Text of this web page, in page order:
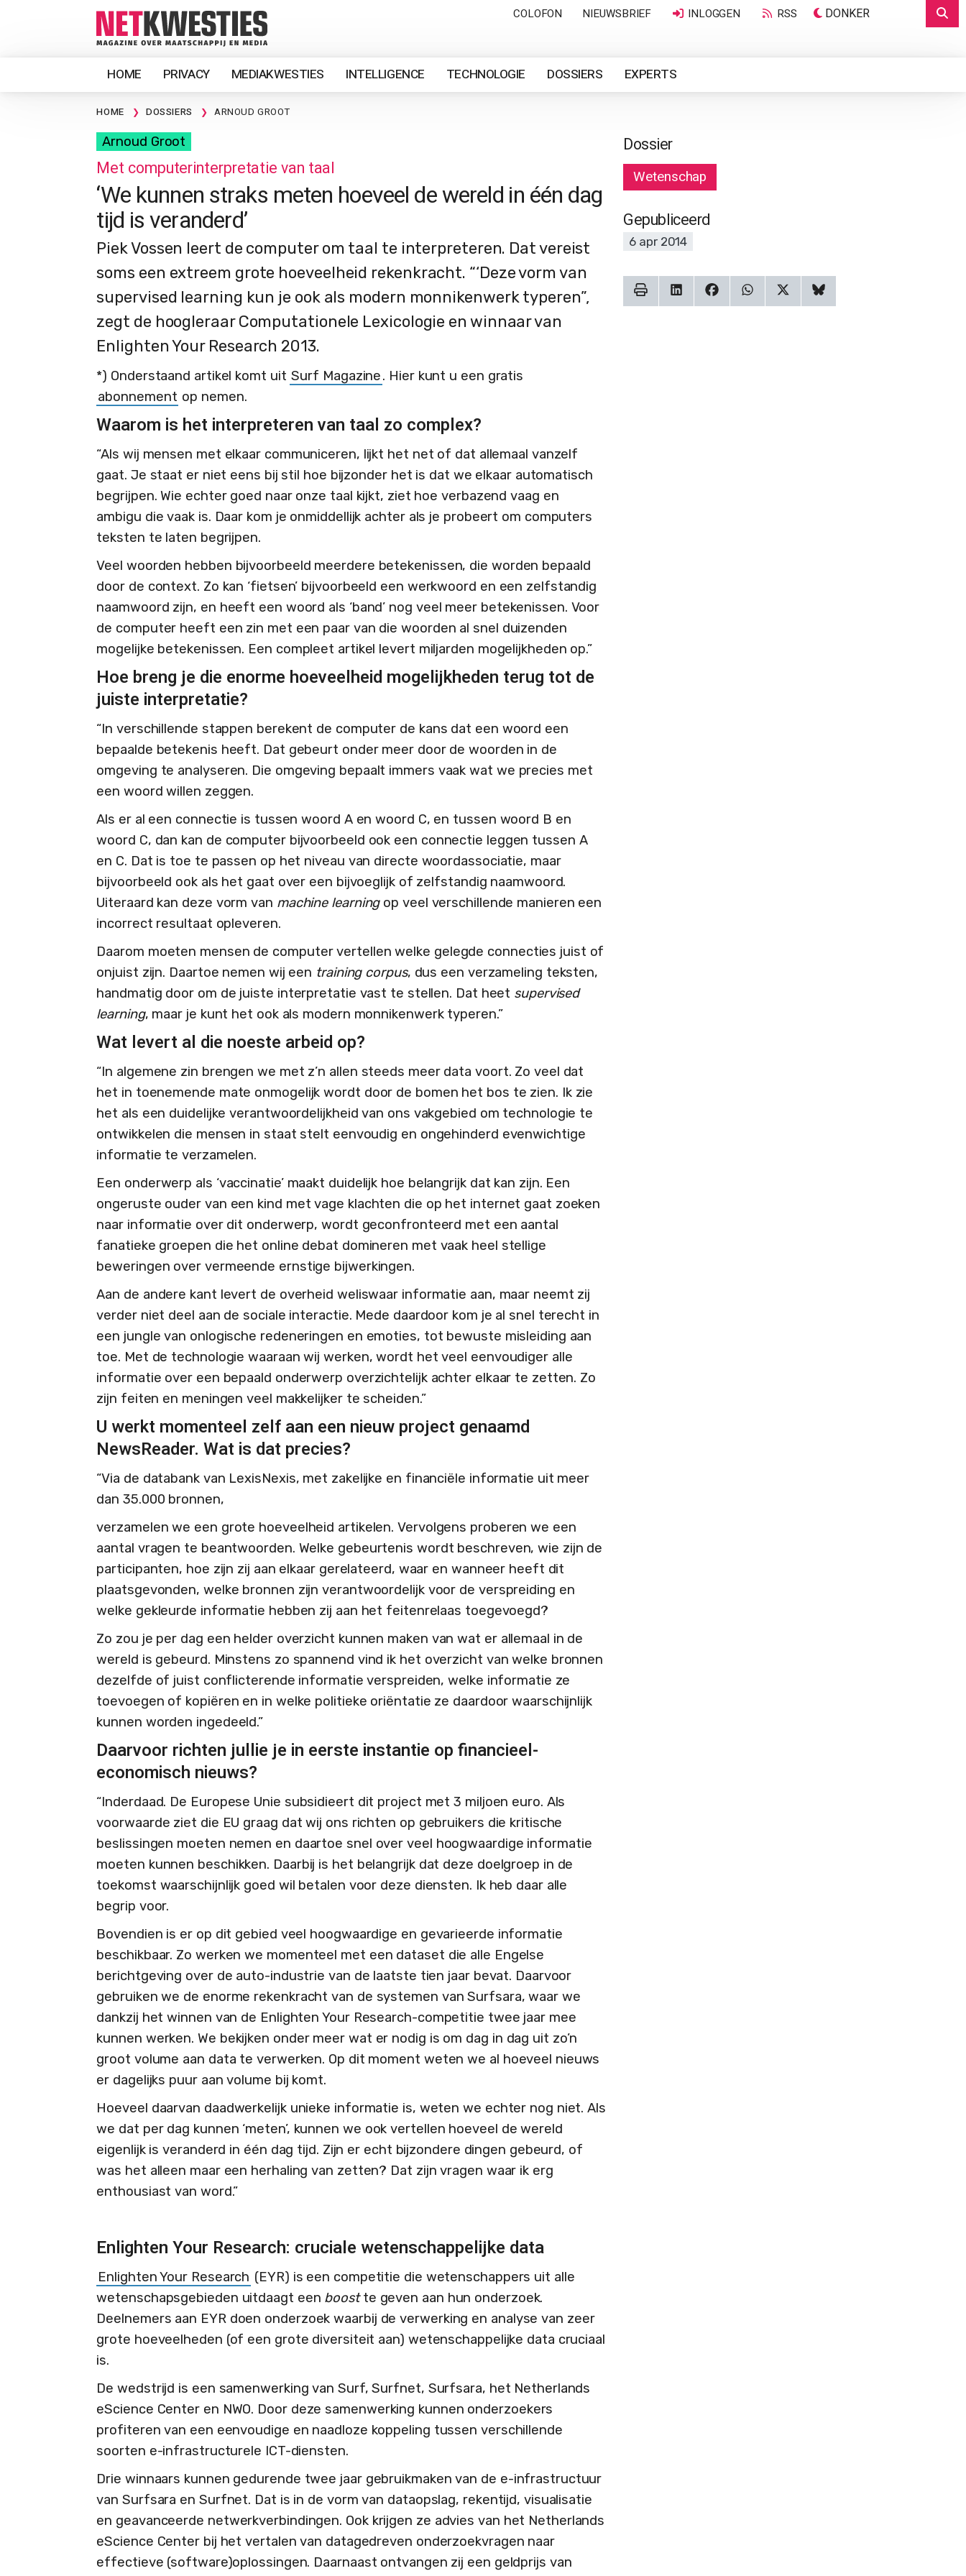
COLOFON NIEUWSBRIEF INLOGGEN RSS DONKER
HOME PRIVACY MEDIAKWESTIES INTELLIGENCE TECHNOLOGIE DOSSIERS EXPERTS
HOME DOSSIERS ARNOUD GROOT
Arnoud Groot
Met computerinterpretatie van taal
‘We kunnen straks meten hoeveel de wereld in één dag
tijd is veranderd’
Piek Vossen leert de computer om taal te interpreteren. Dat vereist
soms een extreem grote hoeveelheid rekenkracht. “‘Deze vorm van
supervised learning kun je ook als modern monnikenwerk typeren”,
zegt de hoogleraar Computationele Lexicologie en winnaar van
Enlighten Your Research 2013.
*) Onderstaand artikel komt uit Surf Magazine. Hier kunt u een gratis
abonnement op nemen.
Waarom is het interpreteren van taal zo complex?
“Als wij mensen met elkaar communiceren, lijkt het net of dat allemaal vanzelf
gaat. Je staat er niet eens bij stil hoe bijzonder het is dat we elkaar automatisch
begrijpen. Wie echter goed naar onze taal kijkt, ziet hoe verbazend vaag en
ambigu die vaak is. Daar kom je onmiddellijk achter als je probeert om computers
teksten te laten begrijpen.
Veel woorden hebben bijvoorbeeld meerdere betekenissen, die worden bepaald
door de context. Zo kan ‘fietsen’ bijvoorbeeld een werkwoord en een zelfstandig
naamwoord zijn, en heeft een woord als ‘band’ nog veel meer betekenissen. Voor
de computer heeft een zin met een paar van die woorden al snel duizenden
mogelijke betekenissen. Een compleet artikel levert miljarden mogelijkheden op.”
Hoe breng je die enorme hoeveelheid mogelijkheden terug tot de
juiste interpretatie?
“In verschillende stappen berekent de computer de kans dat een woord een
bepaalde betekenis heeft. Dat gebeurt onder meer door de woorden in de
omgeving te analyseren. Die omgeving bepaalt immers vaak wat we precies met
een woord willen zeggen.
Als er al een connectie is tussen woord A en woord C, en tussen woord B en
woord C, dan kan de computer bijvoorbeeld ook een connectie leggen tussen A
en C. Dat is toe te passen op het niveau van directe woordassociatie, maar
bijvoorbeeld ook als het gaat over een bijvoeglijk of zelfstandig naamwoord.
Uiteraard kan deze vorm van machine learningop veel verschillende manieren een
incorrect resultaat opleveren.
Daarom moeten mensen de computer vertellen welke gelegde connecties juist of
onjuist zijn. Daartoe nemen wij een training corpus, dus een verzameling teksten,
handmatig door om de juiste interpretatie vast te stellen. Dat heet supervised
learning, maar je kunt het ook als modern monnikenwerk typeren.”
Wat levert al die noeste arbeid op?
“In algemene zin brengen we met z’n allen steeds meer data voort. Zo veel dat
het in toenemende mate onmogelijk wordt door de bomen het bos te zien. Ik zie
het als een duidelijke verantwoordelijkheid van ons vakgebied om technologie te
ontwikkelen die mensen in staat stelt eenvoudig en ongehinderd evenwichtige
informatie te verzamelen.
Een onderwerp als ‘vaccinatie’ maakt duidelijk hoe belangrijk dat kan zijn. Een
ongeruste ouder van een kind met vage klachten die op het internet gaat zoeken
naar informatie over dit onderwerp, wordt geconfronteerd met een aantal
fanatieke groepen die het online debat domineren met vaak heel stellige
beweringen over vermeende ernstige bijwerkingen.
Aan de andere kant levert de overheid weliswaar informatie aan, maar neemt zij
verder niet deel aan de sociale interactie. Mede daardoor kom je al snel terecht in
een jungle van onlogische redeneringen en emoties, tot bewuste misleiding aan
toe. Met de technologie waaraan wij werken, wordt het veel eenvoudiger alle
informatie over een bepaald onderwerp overzichtelijk achter elkaar te zetten. Zo
zijn feiten en meningen veel makkelijker te scheiden.”
U werkt momenteel zelf aan een nieuw project genaamd
NewsReader. Wat is dat precies?
“Via de databank van LexisNexis, met zakelijke en financiële informatie uit meer
dan 35.000 bronnen,
verzamelen we een grote hoeveelheid artikelen. Vervolgens proberen we een
aantal vragen te beantwoorden. Welke gebeurtenis wordt beschreven, wie zijn de
participanten, hoe zijn zij aan elkaar gerelateerd, waar en wanneer heeft dit
plaatsgevonden, welke bronnen zijn verantwoordelijk voor de verspreiding en
welke gekleurde informatie hebben zij aan het feitenrelaas toegevoegd?
Zo zou je per dag een helder overzicht kunnen maken van wat er allemaal in de
wereld is gebeurd. Minstens zo spannend vind ik het overzicht van welke bronnen
dezelfde of juist conflicterende informatie verspreiden, welke informatie ze
toevoegen of kopiëren en in welke politieke oriëntatie ze daardoor waarschijnlijk
kunnen worden ingedeeld.”
Daarvoor richten jullie je in eerste instantie op financieel-
economisch nieuws?
“Inderdaad. De Europese Unie subsidieert dit project met 3 miljoen euro. Als
voorwaarde ziet die EU graag dat wij ons richten op gebruikers die kritische
beslissingen moeten nemen en daartoe snel over veel hoogwaardige informatie
moeten kunnen beschikken. Daarbij is het belangrijk dat deze doelgroep in de
toekomst waarschijnlijk goed wil betalen voor deze diensten. Ik heb daar alle
begrip voor.
Bovendien is er op dit gebied veel hoogwaardige en gevarieerde informatie
beschikbaar. Zo werken we momenteel met een dataset die alle Engelse
berichtgeving over de auto-industrie van de laatste tien jaar bevat. Daarvoor
gebruiken we de enorme rekenkracht van de systemen van Surfsara, waar we
dankzij het winnen van de Enlighten Your Research-competitie twee jaar mee
kunnen werken. We bekijken onder meer wat er nodig is om dag in dag uit zo’n
groot volume aan data te verwerken. Op dit moment weten we al hoeveel nieuws
er dagelijks puur aan volume bij komt.
Hoeveel daarvan daadwerkelijk unieke informatie is, weten we echter nog niet. Als
we dat per dag kunnen ‘meten’, kunnen we ook vertellen hoeveel de wereld
eigenlijk is veranderd in één dag tijd. Zijn er echt bijzondere dingen gebeurd, of
was het alleen maar een herhaling van zetten? Dat zijn vragen waar ik erg
enthousiast van word.”
Enlighten Your Research: cruciale wetenschappelijke data
Enlighten Your Research (EYR) is een competitie die wetenschappers uit alle
wetenschapsgebieden uitdaagt een boostte geven aan hun onderzoek.
Deelnemers aan EYR doen onderzoek waarbij de verwerking en analyse van zeer
grote hoeveelheden (of een grote diversiteit aan) wetenschappelijke data cruciaal
is.
De wedstrijd is een samenwerking van Surf, Surfnet, Surfsara, het Netherlands
eScience Center en NWO. Door deze samenwerking kunnen onderzoekers
profiteren van een eenvoudige en naadloze koppeling tussen verschillende
soorten e-infrastructurele ICT-diensten.
Drie winnaars kunnen gedurende twee jaar gebruikmaken van de e-infrastructuur
van Surfsara en Surfnet. Dat is in de vorm van dataopslag, rekentijd, visualisatie
en geavanceerde netwerkverbindingen. Ook krijgen ze advies van het Netherlands
eScience Center bij het vertalen van datagedreven onderzoekvragen naar
effectieve (software)oplossingen. Daarnaast ontvangen zij een geldprijs van
Dossier
Wetenschap
Gepubliceerd
6 apr 2014